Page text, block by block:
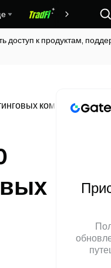
доступ к продуктам,
компаний на 19